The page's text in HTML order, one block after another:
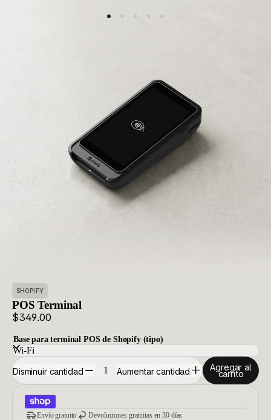
SHOPIFY
POS Terminal
$349.00
Base para terminal POS de Shopify (tipo)
Disminuir cantidad Aumentar cantidad Agregar al
carrito
Envío gratuito Devoluciones gratuitas en 30 días